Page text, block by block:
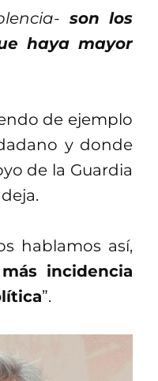
son los
haya mayor
de ejemplo
y donde
de la Guardia
hablamos así,
incidencia
”.